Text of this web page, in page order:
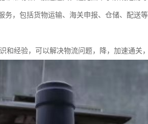
务，包括货物运输、海关申报、仓储、配送
和经验，可以解决物流问题，降，加速通关